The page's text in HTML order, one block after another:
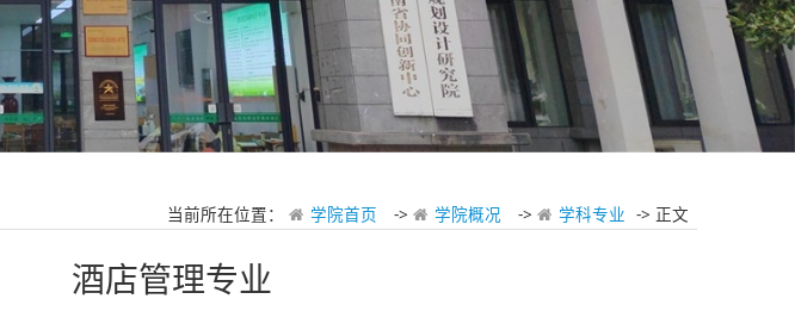
当前所在位置： 学院首页 -> 学院概况 -> 学科专业 -> 正文
酒店管理专业